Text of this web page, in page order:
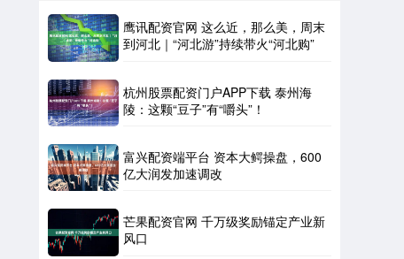
鹰讯配资官网 这么近，那么美，周末
到河北｜“河北游”持续带火“河北购”
杭州股票配资门户APP下载 泰州海
陵：这颗“豆子”有“嚼头”！
富兴配资端平台 资本大鳄操盘，600
亿大润发加速调改
芒果配资官网 千万级奖励锚定产业新
风口